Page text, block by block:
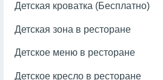
Детская кроватка (Бесплатно)
Детская зона в ресторане
Детское меню в ресторане
Детское кресло в ресторане